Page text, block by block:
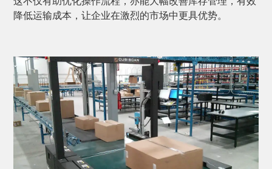
降低运输成本，让企业在激烈的市场中更具优势。